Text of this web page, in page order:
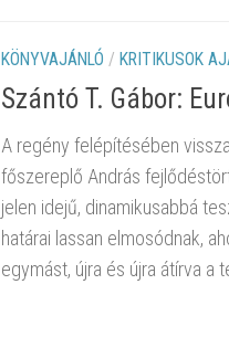
KÖNYVAJÁNLÓ / KRITIKUSOK
Szántó T. Gábor:
A regény felépítésében
főszereplő András
jelen idejű, dinamikusabbá
határai lassan elmosódnak,
egymást, újra és újra átírva a